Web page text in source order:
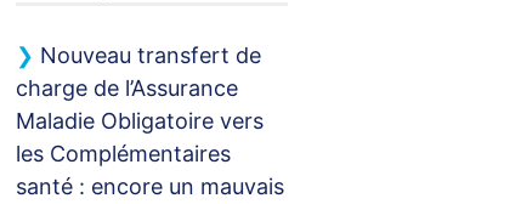
Nouveau transfert de
charge de l’Assurance
Maladie Obligatoire vers
les Complémentaires
santé : encore un mauvais